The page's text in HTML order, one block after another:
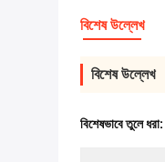
বিশেষ উল্লেখ
বিশেষ উল্লেখ
বিশেষভাবে তুলে ধরা: